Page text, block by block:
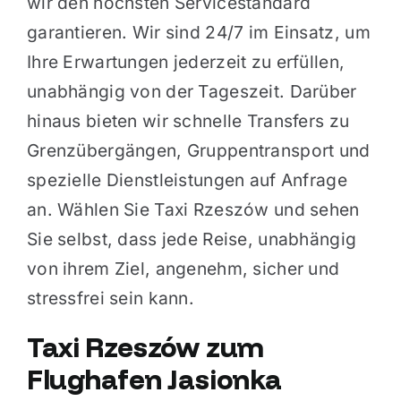
garantieren. Wir sind 24/7 im Einsatz, um
Ihre Erwartungen jederzeit zu erfüllen,
unabhängig von der Tageszeit. Darüber
hinaus bieten wir schnelle Transfers zu
Grenzübergängen, Gruppentransport und
spezielle Dienstleistungen auf Anfrage
an. Wählen Sie Taxi Rzeszów und sehen
Sie selbst, dass jede Reise, unabhängig
von ihrem Ziel, angenehm, sicher und
stressfrei sein kann.
Taxi Rzeszów zum
Flughafen Jasionka